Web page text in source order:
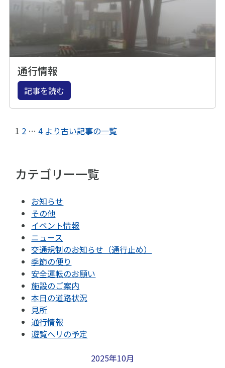
通行情報
記事を読む
1 2 … 4 より古い記事の一覧
カテゴリー一覧
お知らせ
その他
イベント情報
ニュース
交通規制のお知らせ（通行止め）
季節の便り
安全運転のお願い
施設のご案内
本日の道路状況
見所
通行情報
遊覧ヘリの予定
2025年10月